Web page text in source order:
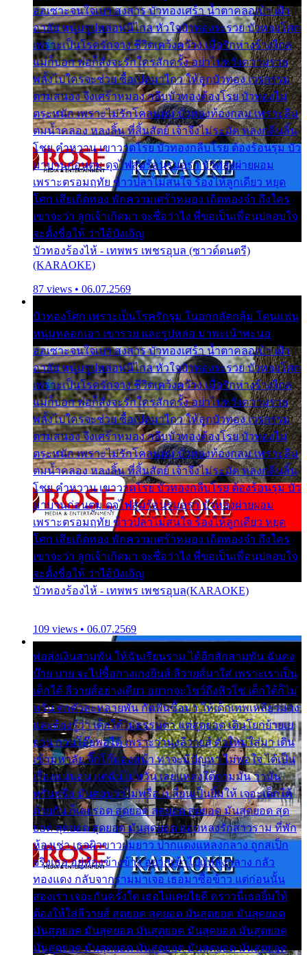
ออเซาะจนใจเบา สงสาร บัวทองเศร้า น้ำตาคลอเบ้า เฝ้า
อาลัย หนุ่มรูปหล่อหนีไกล หัวใจบัวทองระรวย บัวทองโศก
เพราะเป็นโรครักจาง ชีวิตเคว้งคว้าง เมื่อรักห่างร้างไกล
แม่ก็บอก พ่อก็สั่งจะรักใครสักครั้ง อย่าไปหวังความรวย
พลั้งไปใครจะช่วย ซื้อเปลมาไกว ให้ลูกบัวทอง เวรกรรม
ตามสนอง จึงเศร้าหมอง กลีบบัวทองต้องโรย บัวทองไม่
ตระหนัก เพราะไม่รักโคลนตม บัวทองท้องกลม เพราะลืม
ตมน้ำคลอง หลงลิ้น ที่สิ้นสัตย์ เจ้าจึงไม่ระมัด หลงกลิ่นลิ้น
โชย คำหวาน เขาวาดโรย บัวทองกลีบโรย ต้องร้อนรุม บัว
มาบานก่อนตูม ดุจไฟสุมร้อนรุมอุรา บัวทองผ่ายผอม
เพราะตรอมฤทัย ข้าวปลาไม่สนใจ ร้องไห้ลูกเดียว หยุด
โศก เสียเถิดทอง พักความเศร้าหมอง เถิดทองจ๋า ถึงใคร
เขาจะว่า ลูกเจ้าเกิดมา จะชื่อว่าไง พี่ขอเป็นเพื่อนปลอบใจ
จะตั้งชื่อให้ ว่าไอ้บังเอิญ
บัวทองร้องไห้ - เทพพร เพชรอุบล (ซาวด์ดนตรี)
(KARAOKE)
87 views • 06.07.2569
บัวทองโศก เพราะเป็นโรครักรุม ในอกกลัดกลุ้ม โดนแฟน
หนุ่มหลอกเอา เขารวย และรูปหล่อ มาพะเน้าพะนอ
ออเซาะจนใจเบา สงสาร บัวทองเศร้า น้ำตาคลอเบ้า เฝ้า
อาลัย หนุ่มรูปหล่อหนีไกล หัวใจบัวทองระรวย บัวทองโศก
เพราะเป็นโรครักจาง ชีวิตเคว้งคว้าง เมื่อรักห่างร้างไกล
แม่ก็บอก พ่อก็สั่งจะรักใครสักครั้ง อย่าไปหวังความรวย
พลั้งไปใครจะช่วย ซื้อเปลมาไกว ให้ลูกบัวทอง เวรกรรม
ตามสนอง จึงเศร้าหมอง กลีบบัวทองต้องโรย บัวทองไม่
ตระหนัก เพราะไม่รักโคลนตม บัวทองท้องกลม เพราะลืม
ตมน้ำคลอง หลงลิ้น ที่สิ้นสัตย์ เจ้าจึงไม่ระมัด หลงกลิ่นลิ้น
โชย คำหวาน เขาวาดโรย บัวทองกลีบโรย ต้องร้อนรุม บัว
มาบานก่อนตูม ดุจไฟสุมร้อนรุมอุรา บัวทองผ่ายผอม
เพราะตรอมฤทัย ข้าวปลาไม่สนใจ ร้องไห้ลูกเดียว หยุด
โศก เสียเถิดทอง พักความเศร้าหมอง เถิดทองจ๋า ถึงใคร
เขาจะว่า ลูกเจ้าเกิดมา จะชื่อว่าไง พี่ขอเป็นเพื่อนปลอบใจ
จะตั้งชื่อให้ ว่าไอ้บังเอิญ
บัวทองร้องไห้ - เทพพร เพชรอุบล(KARAOKE)
109 views • 06.07.2569
พ่อส่งเงินสามพัน ให้ฉันเรียนราม ได้อีกสักสามพัน ฉันคง
บ๊าย บาย จะไปซื้อกางเกงยีนส์ ลีวายส์มาใส่ เพราะเราเป็น
เด็กใต้ ลีวายส์อย่างเดียว อยากจะโชว์ถึงหิวโซ เด็กใต้ก็ไม่
หวั่น ตกตัวละหลายพัน กัดฟันซื้อมา ให้เด็กเทพเหลียวมอง
และต้องรู้ว่า เด็กใต้ไม่ธรรมดา แต่สุดยอด เดินโยกย้ายเย
ยวน กวนโอ๊ยพอได้ เพราะว่านุ่งลีวายส์ ตัวใหม่ใส่มา เดิน
เข้ามหาลัย จิ๊กโก๊มองหน้า ท่าจะมีปัญหา ไม่พอใจ ได้เป็น
เรื่องแน่นอน แต่ฉันไม่หวั่น เลยแหลงใต้ถามมัน ว่ามัน
พรั่นพรือ มันตอบว่าไม่พรื่อ เปลี่ยนเป็นยิ้มให้ เจอะเด็กใต้
ด้วยกัน ก็เลยรอด สุดยอด สุดยอด สุดยอด มันสุดยอด สุด
ยอด สุดยอด สุดยอด มันสุดยอด แอบหลงรักสาวราม ที่พัก
ห้องเช่า เธอผิวขาวผมยาว ปากแดงแหลงกลาง ถูกสเป็ก
จริงเธอ อยู่ห้องข้างข้าง อยากเข้าไปแหลงกลาง กลัว
ทองแดง กลับจากรามมาเจอ เธอมาซื้อข้าว แต่ก่อนนั้น
สองเรา เจอะกันครั้งใด เธอไม่เคยไยดี คราวนี้เธอยิ้มให้
ต้องให้ใส่ลีวายส์ สุดยอด สุดยอด มันสุดยอด มันสุดยอด
มันสุดยอด มันสุดยอด มันสุดยอด มันสุดยอด มันสุดยอด
มันสุดยอด มันสุดยอด มันสุดยอด มันสุดยอด มันสุดยอด